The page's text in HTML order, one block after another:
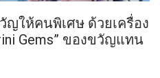
ให้คนพิเศษ ด้วยเครื่อง
Gems” ของขวัญแทน